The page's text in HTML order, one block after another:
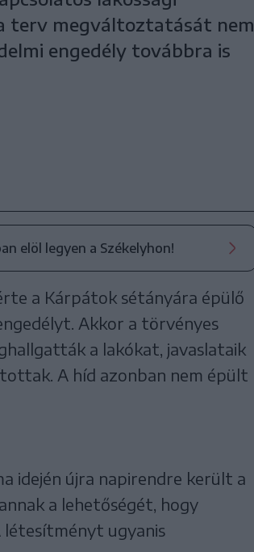
terv megváltoztatását nem
engedély továbbra is
elöl legyen a Székelyhon!
a Kárpátok sétányára épülő
Akkor a törvényes
a lakókat, javaslataik
A híd azonban nem épült
idején újra napirendre került a
a lehetőségét, hogy
ugyanis